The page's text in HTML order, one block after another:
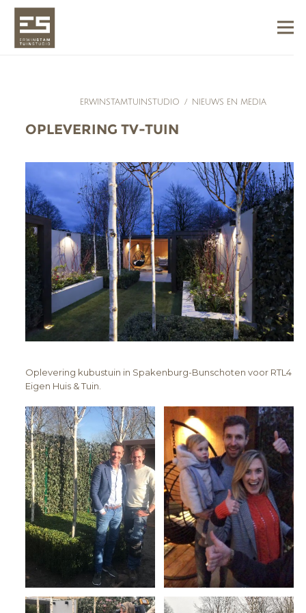
ERWINSTAMTUINSTUDIO / NIEUWS EN MEDIA
OPLEVERING TV-TUIN
Oplevering kubustuin in Spakenburg-Bunschoten voor RTL4
Eigen Huis & Tuin.